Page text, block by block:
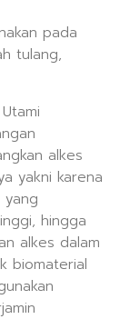
pada
tulang,
alkes
yakni karena
yang
hingga
alkes dalam
biomaterial